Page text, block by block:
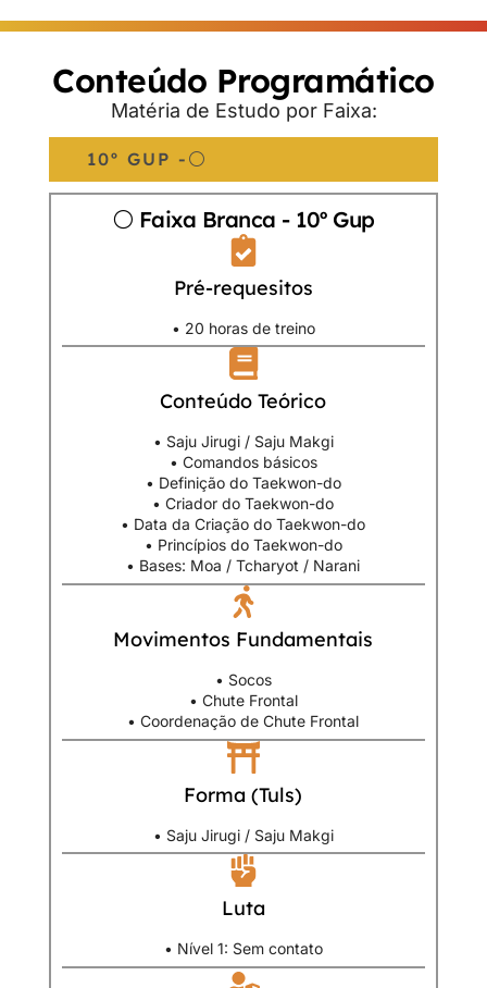
Conteúdo Programático
Matéria de Estudo por Faixa:
10º GUP -⚪
⚪ Faixa Branca - 10º Gup
Pré-requesitos
• 20 horas de treino
Conteúdo Teórico
• Saju Jirugi / Saju Makgi
• Comandos básicos
• Definição do Taekwon-do
• Criador do Taekwon-do
• Data da Criação do Taekwon-do
• Princípios do Taekwon-do
• Bases: Moa / Tcharyot / Narani
Movimentos Fundamentais
• Socos
• Chute Frontal
• Coordenação de Chute Frontal
Forma (Tuls)
• Saju Jirugi / Saju Makgi
Luta
• Nível 1: Sem contato